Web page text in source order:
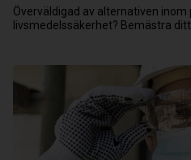
Överväldigad av alternativen
livsmedelssäkerhet? Bemästra